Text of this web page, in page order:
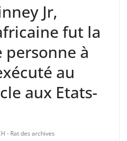
Jr,
fut la
personne à
au
aux Etats-
- Rat des archives